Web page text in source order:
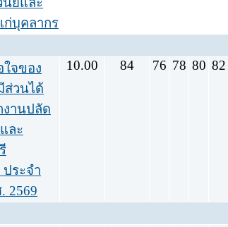
ก่บุคลากร
ใจของ
ส่วนได้
งานปลัด
ละ
ประจำ
2569
10.00 84 76 78 80 82